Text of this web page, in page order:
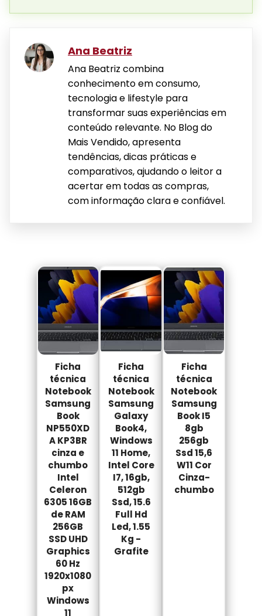
Ana Beatriz
Ana Beatriz combina
conhecimento em consumo,
tecnologia e lifestyle para
transformar suas experiências em
conteúdo relevante. No Blog do
Mais Vendido, apresenta
tendências, dicas práticas e
comparativos, ajudando o leitor a
acertar em todas as compras,
com informação clara e confiável.
Ficha
técnica
Notebook
Samsung
Book
NP550XD
A KP3BR
cinza e
chumbo
Intel
Celeron
6305 16GB
de RAM
256GB
SSD UHD
Graphics
60 Hz
1920x1080
px
Windows
11
Ficha
técnica
Notebook
Samsung
Galaxy
Book4,
Windows
11 Home,
Intel Core
I7, 16gb,
512gb
Ssd, 15.6
Full Hd
Led, 1.55
Kg -
Grafite
Ficha
técnica
Notebook
Samsung
Book I5
8gb
256gb
Ssd 15,6
W11 Cor
Cinza-
chumbo